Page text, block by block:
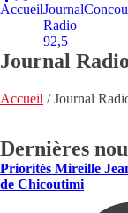
AccueilJournal
Radio
92,5
Journal
Accueil /Journal
Dernières
Priorités Mireille
de Chicoutimi